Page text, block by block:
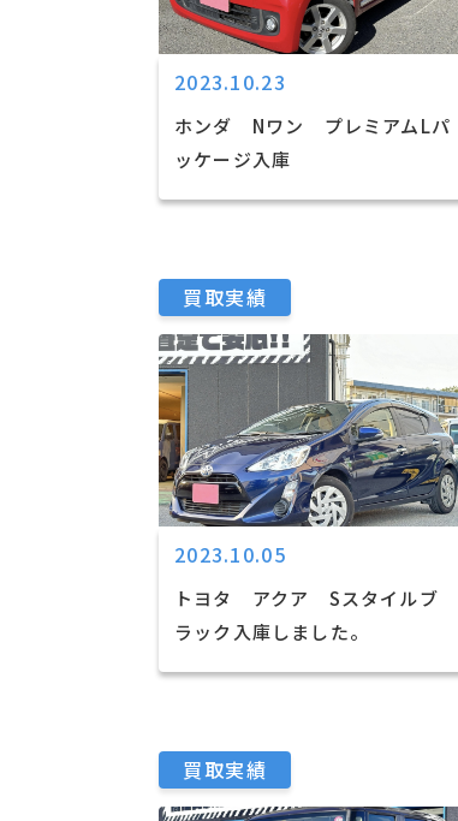
2023.10.23
ホンダ Nワン プレミアムLパ
ッケージ入庫
買取実績
2023.10.05
トヨタ アクア Sスタイルブ
ラック入庫しました。
買取実績